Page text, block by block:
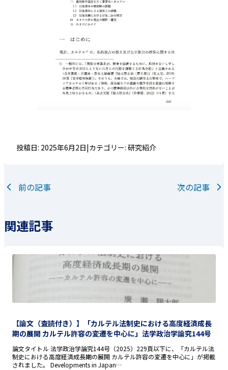
投稿日: 2025年6月2日|カテゴリー: 研究紹介
前の記事 次の記事
関連記事
【論文（査読付き）】「カルテル法制史における高度経済成長
期の展開 カルテル許容の変遷を中心に」法学政治学論究144号
論文タイトル 法学政治学論究144号（2025）229頁以下に、「カルテル法
制史における高度経済成長期の展開 カルテル許容の変遷を中心に」が掲載
されました。 Developments in Japan…